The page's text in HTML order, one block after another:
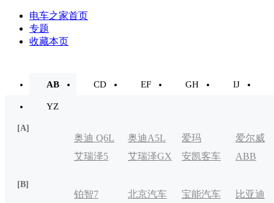
电车之家首页
专题
收藏本页
AB CD EF GH IJ
YZ
[A]
奥迪 Q6L
e-tron
奥迪A5L 爱玛
爱尔威
艾瑞泽5
艾瑞泽GX 安凯客车 ABB
[B]
铂智7 北京汽车 宝能汽车
比亚迪